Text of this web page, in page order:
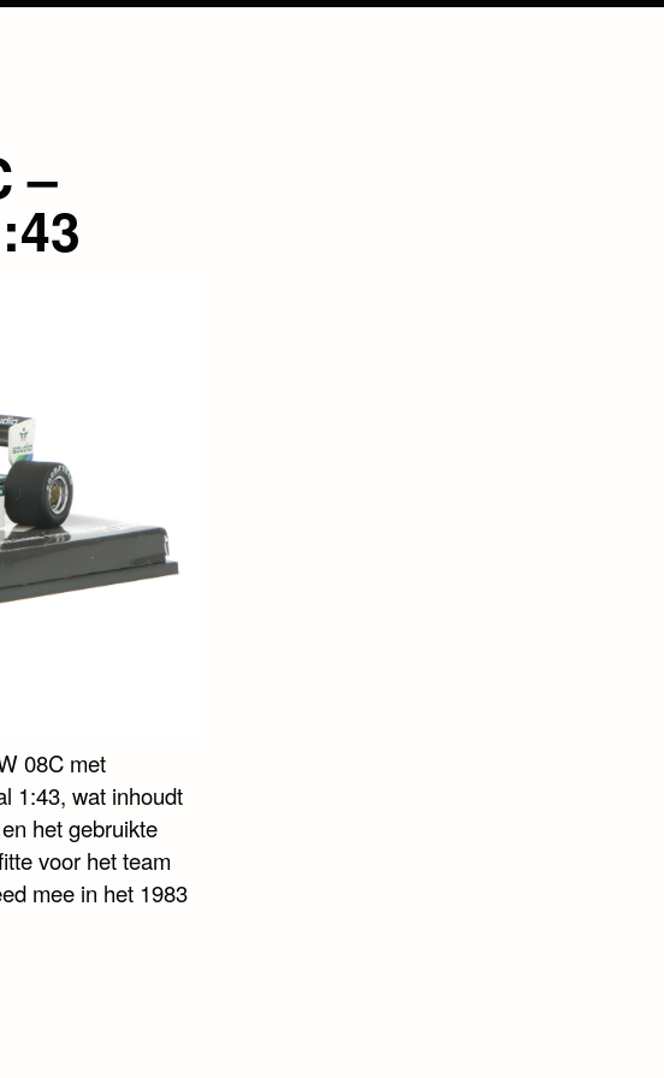
–
08C met
1:43, wat inhoudt
het gebruikte
voor het team
mee in het 1983